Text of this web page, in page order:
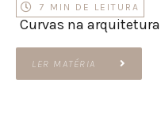
7 MIN DE LEITURA
Curvas na
LER MATÉRIA